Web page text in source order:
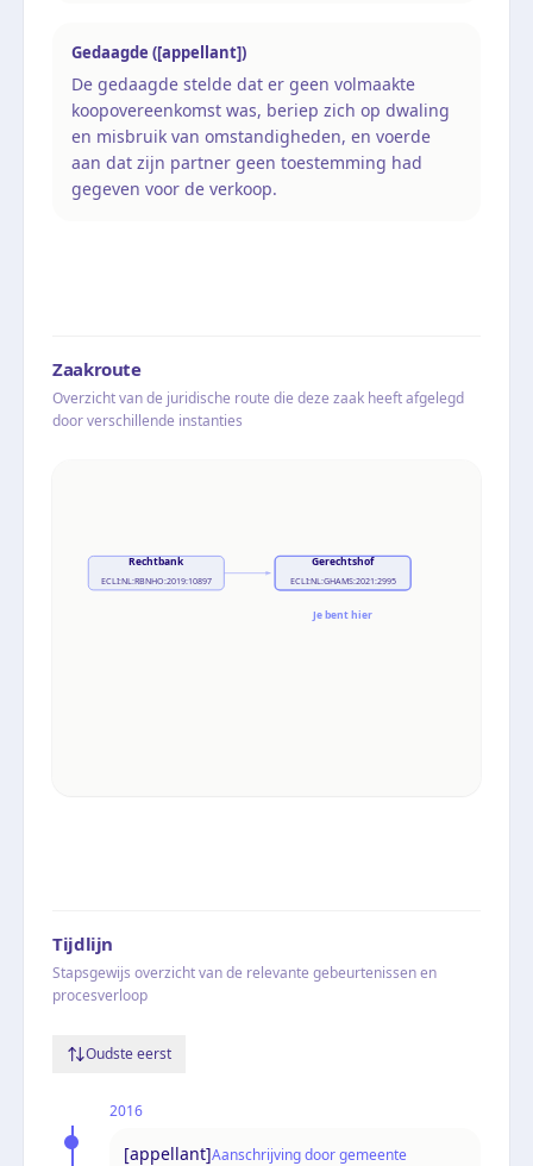
Gedaagde ([appellant])
De gedaagde stelde dat er geen volmaakte
koopovereenkomst was, beriep zich op dwaling
en misbruik van omstandigheden, en voerde
aan dat zijn partner geen toestemming had
gegeven voor de verkoop.
Zaakroute
Overzicht van de juridische route die deze zaak heeft afgelegd
door verschillende instanties
Rechtbank
ECLI:NL:RBNHO:2019:10897
Gerechtshof
ECLI:NL:GHAMS:2021:2995
Je bent hier
Tijdlijn
Stapsgewijs overzicht van de relevante gebeurtenissen en
procesverloop
Oudste eerst
2016
[appellant]Aanschrijving door gemeente